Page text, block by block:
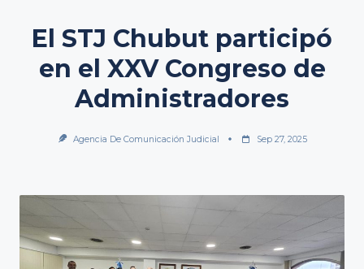
El STJ Chubut participó
en el XXV Congreso de
Administradores
Agencia De Comunicación Judicial Sep 27, 2025